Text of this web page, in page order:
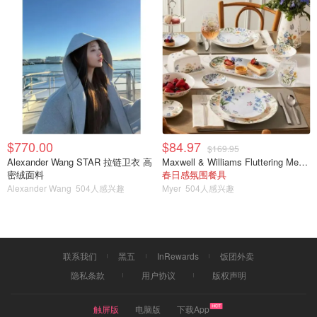
$770.00
Alexander Wang STAR 拉链卫衣 高
密绒面料
Alexander Wang 504人感兴趣
$84.97 $169.95
Maxwell & Williams Fluttering Meadow 12件餐具套装
春日感氛围餐具
Myer 504人感兴趣
联系我们 黑五 InRewards
饭团外卖
隐私条款
用户协议 版权声明
触屏版 电脑版 下载App